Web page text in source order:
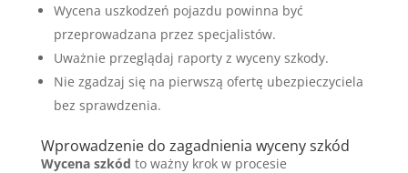
Wycena uszkodzeń pojazdu powinna być
przeprowadzana przez specjalistów.
Uważnie przeglądaj raporty z wyceny szkody.
Nie zgadzaj się na pierwszą ofertę ubezpieczyciela
bez sprawdzenia.
Wprowadzenie do zagadnienia wyceny szkód
Wycena szkód to ważny krok w procesie